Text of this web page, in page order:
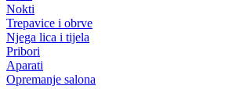
Nokti
Trepavice i obrve
Njega lica i tijela
Pribori
Aparati
Opremanje salona